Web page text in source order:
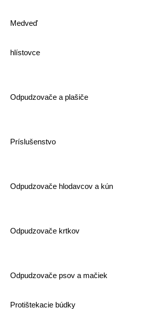
Medveď
hlístovce
Odpudzovače a plašiče
Príslušenstvo
Odpudzovače hlodavcov a kún
Odpudzovače krtkov
Odpudzovače psov a mačiek
Protištekacie búdky